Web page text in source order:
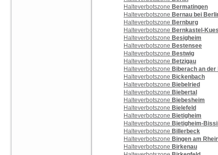
Halteverbotszone Bermatingen
Halteverbotszone Bernau bei
Halteverbotszone Bernburg
Halteverbotszone Bernkastel-
Halteverbotszone Besigheim
Halteverbotszone Bestensee
Halteverbotszone Bestwig
Halteverbotszone Betzigau
Halteverbotszone Biberach an der
Halteverbotszone Bickenbach
Halteverbotszone Biebelried
Halteverbotszone Biebertal
Halteverbotszone Biebesheim
Halteverbotszone Bielefeld
Halteverbotszone Bietigheim
Halteverbotszone Bietigheim-
Halteverbotszone Billerbeck
Halteverbotszone Bingen am
Halteverbotszone Birkenau